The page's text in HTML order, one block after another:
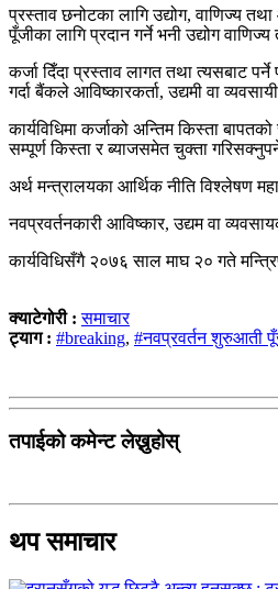
प्रस्ताव छनोटका लागि उद्योग, वाणिज्य
पूँजीका लागि प्रदान गर्ने भनी उद्योग
कर्जा दिँदा प्रस्ताव लागत तथा त्यसबाट
गर्दा बैंकले आविष्कारकर्ता, उद्यमी वा
कार्यविधिमा कर्जाको अन्तिम किस्ता
सम्पूर्ण किस्ता र ब्याजसमेत चुक्ता
अर्थ मन्त्रालयका आर्थिक नीति विश्लेषण
नवप्रवर्तनकारी आविष्कार, उद्यम वा
कार्यविधिसँगै २०७६ साल माघ २० गते
क्याटेगोरी :समाचार
ट्याग : #breaking, #नवप्रवर्तन शुरुआती
तपाईको कमेन्ट लेख्नुहोस्
थप समाचार